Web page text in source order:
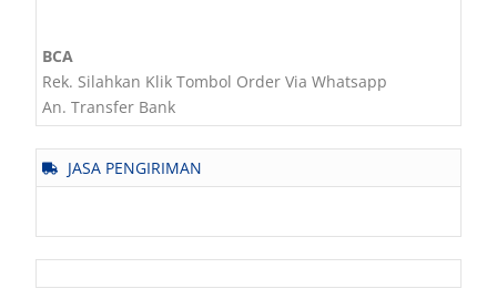
BCA
Rek. Silahkan Klik Tombol Order Via Whatsapp
An. Transfer Bank
JASA PENGIRIMAN